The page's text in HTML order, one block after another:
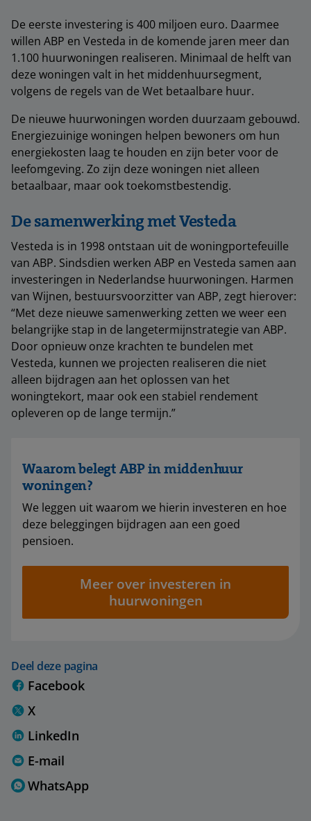
De eerste investering is 400 miljoen euro. Daarmee
willen ABP en Vesteda in de komende jaren meer dan
1.100 huurwoningen realiseren. Minimaal de helft van
deze woningen valt in het middenhuursegment,
volgens de regels van de Wet betaalbare huur.
De nieuwe huurwoningen worden duurzaam gebouwd.
Energiezuinige woningen helpen bewoners om hun
energiekosten laag te houden en zijn beter voor de
leefomgeving. Zo zijn deze woningen niet alleen
betaalbaar, maar ook toekomstbestendig.
De samenwerking met Vesteda
Vesteda is in 1998 ontstaan uit de woningportefeuille
van ABP. Sindsdien werken ABP en Vesteda samen aan
investeringen in Nederlandse huurwoningen. Harmen
van Wijnen, bestuursvoorzitter van ABP, zegt hierover:
“Met deze nieuwe samenwerking zetten we weer een
belangrijke stap in de langetermijnstrategie van ABP.
Door opnieuw onze krachten te bundelen met
Vesteda, kunnen we projecten realiseren die niet
alleen bijdragen aan het oplossen van het
woningtekort, maar ook een stabiel rendement
opleveren op de lange termijn.”
Waarom belegt ABP in middenhuur
woningen?
We leggen uit waarom we hierin investeren en hoe
deze beleggingen bijdragen aan een goed
pensioen.
Meer over investeren in
huurwoningen
Deel deze pagina
Facebook
X
LinkedIn
E-mail
WhatsApp